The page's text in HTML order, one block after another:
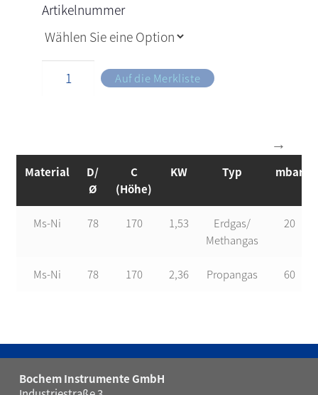
Artikelnummer
Auf die Merkliste
Material
D/
Ø
C
(Höhe)
KW Typ mbar
Ms-Ni 78 170 1,53
Erdgas/
Methangas
20
Ms-Ni 78 170 2,36 Propangas 60
Bochem Instrumente GmbH